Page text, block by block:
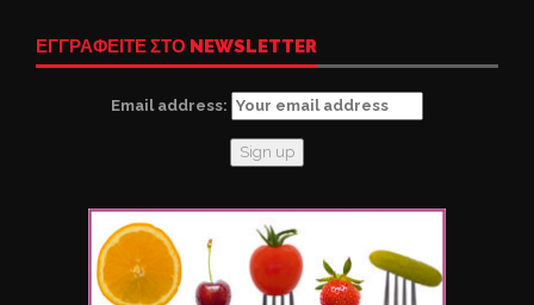
ΕΓΓΡΑΦΕΙΤΕ ΣΤΟ NEWSLETTER
Email address: